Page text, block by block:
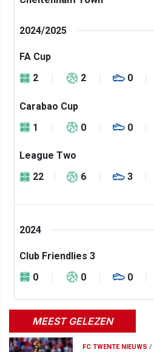
2024/2025
FA Cup
2
2 0
Carabao Cup
1
0 0
League Two
22
6 3
2024
Club Friendlies 3
0
0 0
MEEST GELEZEN
FC TWENTE NIEUWS /